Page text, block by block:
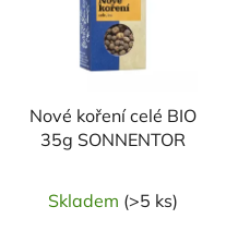
Nové koření celé BIO
35g SONNENTOR
Skladem (>5 ks)